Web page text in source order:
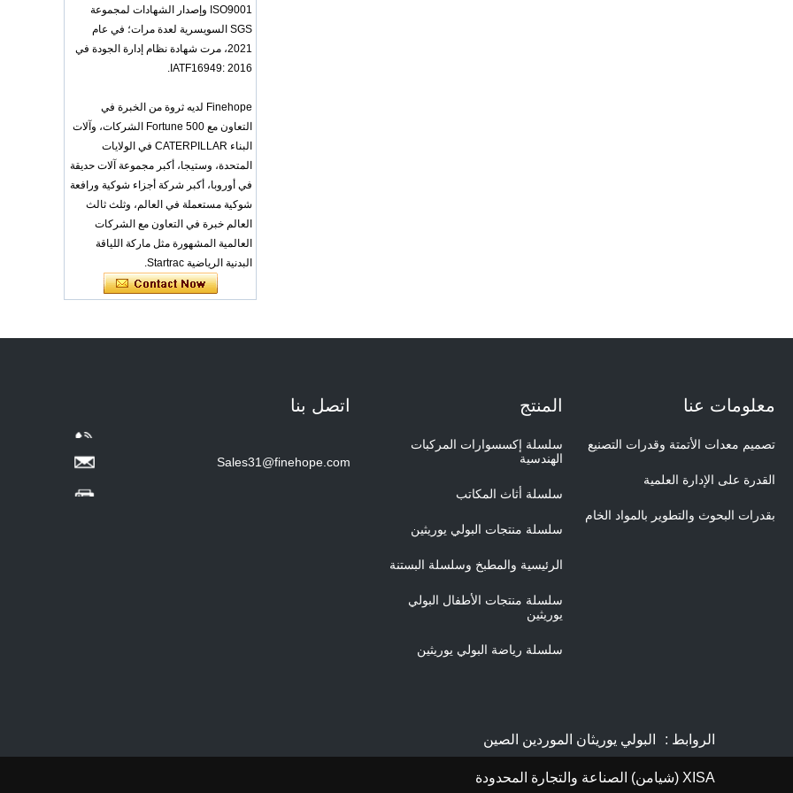
polyurethane material
unique helmets design
PU Foam Head Guard
- COPY - gdfoa2
Thick & Waterproof
Bamboo Pad Vegan
Leather Baby
Changing Mat Baby
Changing Pad - COPY
- b1s6qg
Custom Black Forged
Carbon Fiber Steering
Wheel Racing Sport
Steering Wheel
350mm 14inch Flat
Bottom Steering
Wheel - COPY - lrc4c6
Waterproof Baby Pu
ISO9001 وإصدار الشهادات لمجموعة
SGS السويسرية لعدة مرات؛ في عام
2021، مرت شهادة نظام إدارة الجودة في
IATF16949: 2016.
Finehope لديه ثروة من الخبرة في
التعاون مع Fortune 500 الشركات، وآلات
البناء CATERPILLAR في الولايات
المتحدة، وستيجا، أكبر مجموعة آلات حديقة
في أوروبا، أكبر شركة أجزاء شوكية ورافعة
شوكية مستعملة في العالم، وثلث ثالث
العالم خبرة في التعاون مع الشركات
العالمية المشهورة مثل ماركة اللياقة
البدنية الرياضية Startrac.
معلومات عنا
تصميم معدات الأتمتة وقدرات التصنيع
القدرة على الإدارة العلمية
بقدرات البحوث والتطوير بالمواد الخام
المنتج
سلسلة إكسسوارات المركبات
الهندسية
سلسلة أثاث المكاتب
سلسلة منتجات البولي يوريثين
الرئيسية والمطبخ وسلسلة البستنة
سلسلة منتجات الأطفال البولي
يوريثين
سلسلة رياضة البولي يوريثين
اتصل بنا
Sales31@finehope.com
الروابط : البولي يوريثان الموردين الصين
XISA (شيامن) الصناعة والتجارة المحدودة